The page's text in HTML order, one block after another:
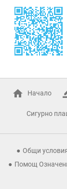
Начало
Сигурно
Общи
Помощ